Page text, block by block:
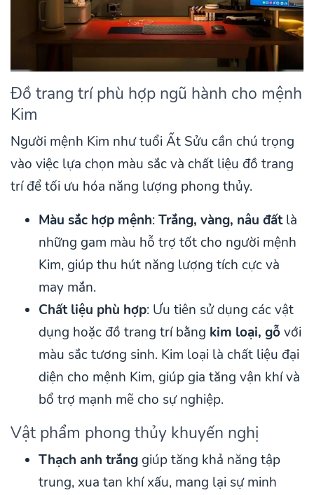
Đồ trang trí phù hợp ngũ hành cho mệnh
Kim
Người mệnh Kim như tuổi Ất Sửu cần chú trọng
vào việc lựa chọn màu sắc và chất liệu đồ trang
trí để tối ưu hóa năng lượng phong thủy.
Màu sắc hợp mệnh:Trắng, vàng, nâu đấtlà
những gam màu hỗ trợ tốt cho người mệnh
Kim, giúp thu hút năng lượng tích cực và
may mắn.
Chất liệu phù hợp: Ưu tiên sử dụng các vật
dụng hoặc đồ trang trí bằng kim loại, gỗvới
màu sắc tương sinh. Kim loại là chất liệu đại
diện cho mệnh Kim, giúp gia tăng vận khí và
bổ trợ mạnh mẽ cho sự nghiệp.
Vật phẩm phong thủy khuyến nghị
Thạch anh trắng giúp tăng khả năng tập
trung, xua tan khí xấu, mang lại sự minh